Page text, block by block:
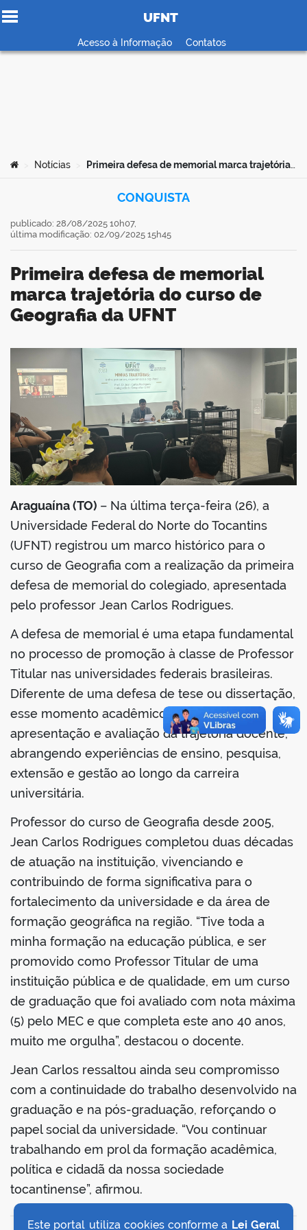
Ir para o conteúdo
UFNT
Acesso à Informação Contatos
portal
Você está aqui:
Notícias Primeira defesa de memorial marca trajetória do curso de Geografia da UFNT
CONQUISTA
Primeira defesa de memorial
marca trajetória do curso de
Geografia da UFNT
publicado: 28/08/2025 10h07,
última modificação: 02/09/2025 15h45
Araguaína (TO) – Na última terça-feira (26), a
Universidade Federal do Norte do Tocantins
(UFNT) registrou um marco histórico para o
curso de Geografia com a realização da primeira
defesa de memorial do colegiado, apresentada
pelo professor Jean Carlos Rodrigues.
A defesa de memorial é uma etapa fundamental
no processo de promoção à classe de Professor
Titular nas universidades federais brasileiras.
Diferente de uma defesa de tese ou dissertação,
esse momento acadêmico consiste na
apresentação e avaliação da trajetória docente,
abrangendo experiências de ensino, pesquisa,
extensão e gestão ao longo da carreira
universitária.
Professor do curso de Geografia desde 2005,
Jean Carlos Rodrigues completou duas décadas
de atuação na instituição, vivenciando e
contribuindo de forma significativa para o
fortalecimento da universidade e da área de
formação geográfica na região. “Tive toda a
minha formação na educação pública, e ser
promovido como Professor Titular de uma
instituição pública e de qualidade, em um curso
de graduação que foi avaliado com nota máxima
(5) pelo MEC e que completa este ano 40 anos,
muito me orgulha”, destacou o docente.
Jean Carlos ressaltou ainda seu compromisso
com a continuidade do trabalho desenvolvido na
graduação e na pós-graduação, reforçando o
papel social da universidade. “Vou continuar
trabalhando em prol da formação acadêmica,
política e cidadã da nossa sociedade
tocantinense”, afirmou.
Este portal utiliza cookies conforme a Lei Geral